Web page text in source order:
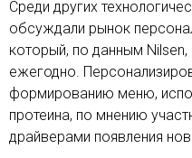
Среди других
обсуждали рынок
который, по данным
ежегодно.
формированию меню,
протеина, по мнению
драйверами появления